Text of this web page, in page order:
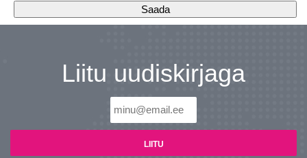
Liitu uudiskirjaga